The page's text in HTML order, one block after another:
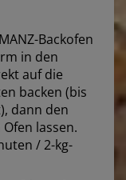
Backofen
in den
auf die
backen (bis
dann den
lassen.
/ 2-kg-